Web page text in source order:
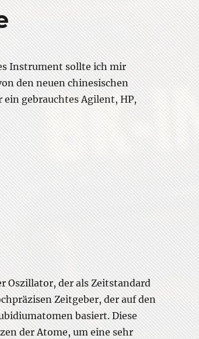
Instrument sollte ich mir
den neuen chinesischen
gebrauchtes Agilent, HP,
Oszillator, der als Zeitstandard
Zeitgeber, der auf den
basiert. Diese
der Atome, um eine sehr